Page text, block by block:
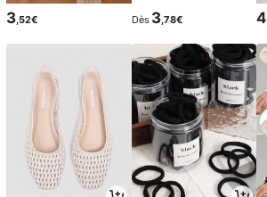
3,52€ Dès 3,78€ 4